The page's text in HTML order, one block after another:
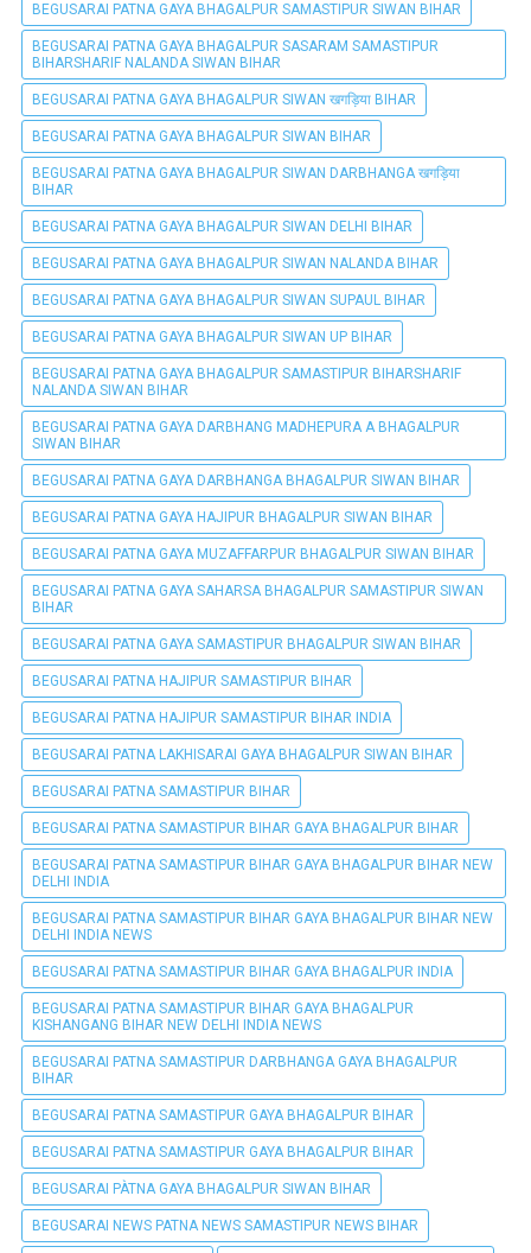
BEGUSARAI PATNA GAYA BHAGALPUR SAMASTIPUR SIWAN BIHAR
BEGUSARAI PATNA GAYA BHAGALPUR SASARAM SAMASTIPUR
BIHARSHARIF NALANDA SIWAN BIHAR
BEGUSARAI PATNA GAYA BHAGALPUR SIWAN खगड़िया BIHAR
BEGUSARAI PATNA GAYA BHAGALPUR SIWAN BIHAR
BEGUSARAI PATNA GAYA BHAGALPUR SIWAN DARBHANGA खगड़िया
BIHAR
BEGUSARAI PATNA GAYA BHAGALPUR SIWAN DELHI BIHAR
BEGUSARAI PATNA GAYA BHAGALPUR SIWAN NALANDA BIHAR
BEGUSARAI PATNA GAYA BHAGALPUR SIWAN SUPAUL BIHAR
BEGUSARAI PATNA GAYA BHAGALPUR SIWAN UP BIHAR
BEGUSARAI PATNA GAYA BHAGALPUR SAMASTIPUR BIHARSHARIF
NALANDA SIWAN BIHAR
BEGUSARAI PATNA GAYA DARBHANG MADHEPURA A BHAGALPUR
SIWAN BIHAR
BEGUSARAI PATNA GAYA DARBHANGA BHAGALPUR SIWAN BIHAR
BEGUSARAI PATNA GAYA HAJIPUR BHAGALPUR SIWAN BIHAR
BEGUSARAI PATNA GAYA MUZAFFARPUR BHAGALPUR SIWAN BIHAR
BEGUSARAI PATNA GAYA SAHARSA BHAGALPUR SAMASTIPUR SIWAN
BIHAR
BEGUSARAI PATNA GAYA SAMASTIPUR BHAGALPUR SIWAN BIHAR
BEGUSARAI PATNA HAJIPUR SAMASTIPUR BIHAR
BEGUSARAI PATNA HAJIPUR SAMASTIPUR BIHAR INDIA
BEGUSARAI PATNA LAKHISARAI GAYA BHAGALPUR SIWAN BIHAR
BEGUSARAI PATNA SAMASTIPUR BIHAR
BEGUSARAI PATNA SAMASTIPUR BIHAR GAYA BHAGALPUR BIHAR
BEGUSARAI PATNA SAMASTIPUR BIHAR GAYA BHAGALPUR BIHAR NEW
DELHI INDIA
BEGUSARAI PATNA SAMASTIPUR BIHAR GAYA BHAGALPUR BIHAR NEW
DELHI INDIA NEWS
BEGUSARAI PATNA SAMASTIPUR BIHAR GAYA BHAGALPUR INDIA
BEGUSARAI PATNA SAMASTIPUR BIHAR GAYA BHAGALPUR
KISHANGANG BIHAR NEW DELHI INDIA NEWS
BEGUSARAI PATNA SAMASTIPUR DARBHANGA GAYA BHAGALPUR
BIHAR
BEGUSARAI PATNA SAMASTIPUR GAYA BHAGALPUR BIHAR
BEGUSARAI PATNA SAMASTIPUR GAYA BHAGALPUR BIHAR
BEGUSARAI PÀTNA GAYA BHAGALPUR SIWAN BIHAR
BEGUSARAI NEWS PATNA NEWS SAMASTIPUR NEWS BIHAR